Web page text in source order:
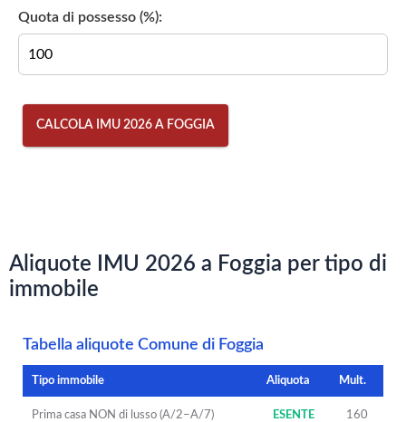
Quota di possesso (%):
CALCOLA IMU 2026 A FOGGIA
Aliquote IMU 2026 a Foggia per tipo di
immobile
Tabella aliquote Comune di Foggia
Tipo immobile Aliquota Mult.
Prima casa NON di lusso (A/2–A/7) ESENTE 160